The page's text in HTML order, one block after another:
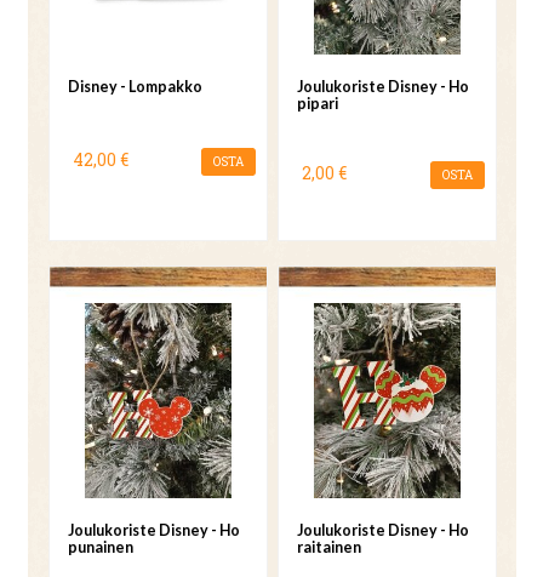
Disney - Lompakko
42,00 € OSTA
Joulukoriste Disney - Ho
pipari
2,00 € OSTA
Joulukoriste Disney - Ho
punainen
Joulukoriste Disney - Ho
raitainen